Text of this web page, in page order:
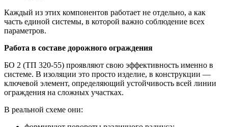
Каждый из этих компонентов работает не отдельно, а как
часть единой системы, в которой важно соблюдение всех
параметров.
Работа в составе дорожного ограждения
БО 2 (ТП 320-55) проявляют свою эффективность именно в
системе. В изоляции это просто изделие, в конструкции —
ключевой элемент, определяющий устойчивость всей линии
ограждения на сложных участках.
В реальной схеме они: